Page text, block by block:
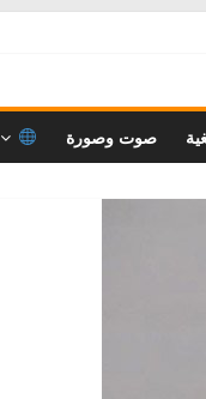
صوت وصورة